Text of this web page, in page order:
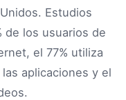
Estudios
de los usuarios de
el 77% utiliza
aplicaciones y el